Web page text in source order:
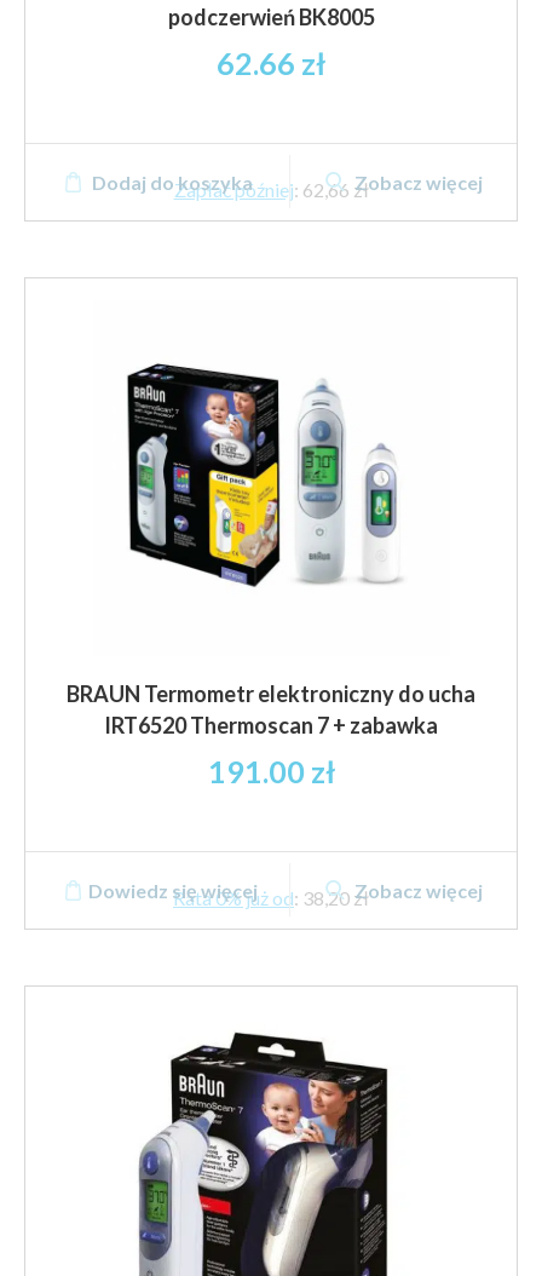
podczerwień BK8005
62.66 zł
Zapłać później: 62,66 zł
Dodaj do koszyka Zobacz więcej
BRAUN Termometr elektroniczny do ucha
IRT6520 Thermoscan 7 + zabawka
191.00 zł
Rata 0% już od: 38,20 zł
Dowiedz się więcej Zobacz więcej